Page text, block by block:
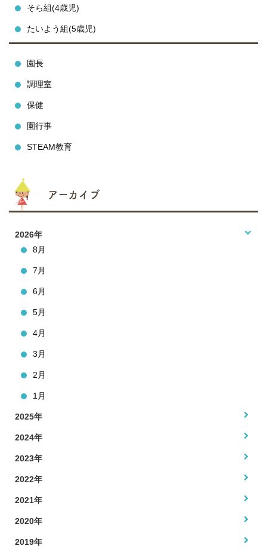
そら組(4歳児)
たいよう組(5歳児)
園長
調理室
保健
園行事
STEAM教育
アーカイブ
2026年
8月
7月
6月
5月
4月
3月
2月
1月
2025年
2024年
2023年
2022年
2021年
2020年
2019年